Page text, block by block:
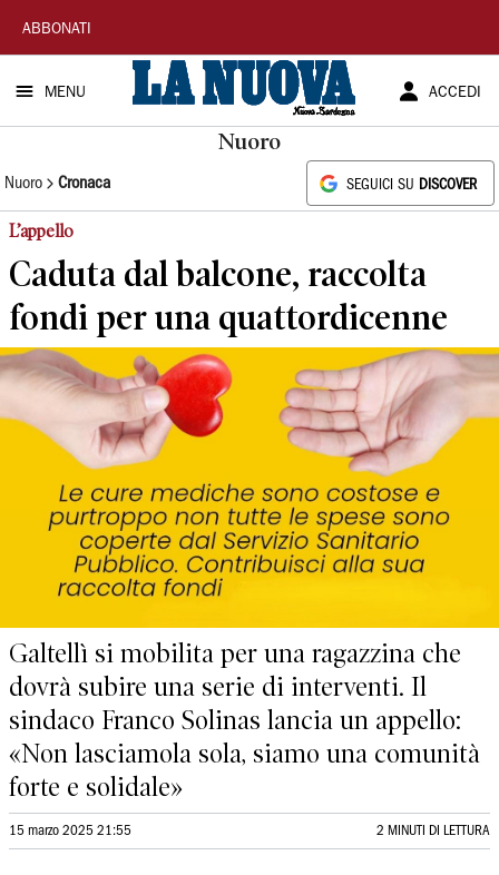
La
Nuova
Sardegna
ABBONATI
MENU ACCEDI
Nuoro
Nuoro Cronaca SEGUICI SU DISCOVER
L’appello
Caduta dal balcone, raccolta
fondi per una quattordicenne
Galtellì si mobilita per una ragazzina che
dovrà subire una serie di interventi. Il
sindaco Franco Solinas lancia un appello:
«Non lasciamola sola, siamo una comunità
forte e solidale»
15 marzo 2025 21:55 2 MINUTI DI LETTURA